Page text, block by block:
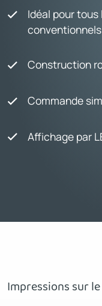
Idéal pour
conventionnels
Construction
Commande
Affichage par
Impressions sur